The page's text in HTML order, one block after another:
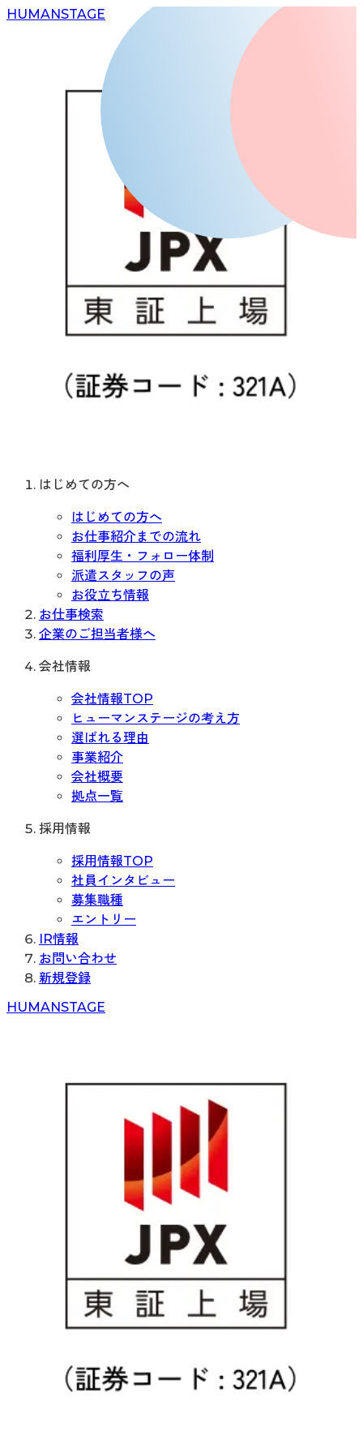
HUMANSTAGE
はじめての方へ
はじめての方へ
お仕事紹介までの流れ
福利厚生・フォロー体制
派遣スタッフの声
お役立ち情報
お仕事検索
企業のご担当者様へ
会社情報
会社情報TOP
ヒューマンステージの考え方
選ばれる理由
事業紹介
会社概要
拠点一覧
採用情報
採用情報TOP
社員インタビュー
募集職種
エントリー
IR情報
お問い合わせ
新規登録
HUMANSTAGE